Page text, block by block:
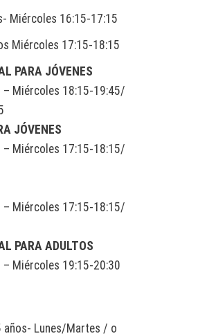
Miércoles 16:15-17:15
Miércoles 17:15-18:15
PARA JÓVENES
– Miércoles 18:15-19:45/
JÓVENES
– Miércoles 17:15-18:15/
– Miércoles 17:15-18:15/
PARA ADULTOS
Miércoles 19:15-20:30
años- Lunes/Martes / o